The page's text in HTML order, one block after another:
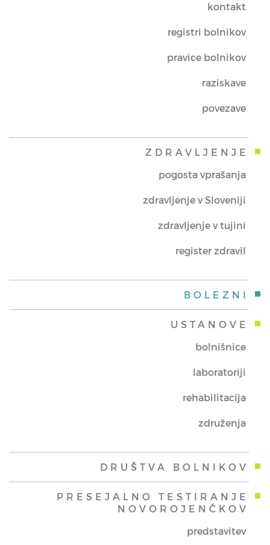
kontakt
registri bolnikov
pravice bolnikov
raziskave
povezave
ZDRAVLJENJE
pogosta vprašanja
zdravljenje v Sloveniji
zdravljenje v tujini
register zdravil
BOLEZNI
USTANOVE
bolnišnice
laboratoriji
rehabilitacija
združenja
DRUŠTVA BOLNIKOV
PRESEJALNO TESTIRANJE
NOVOROJENČKOV
predstavitev